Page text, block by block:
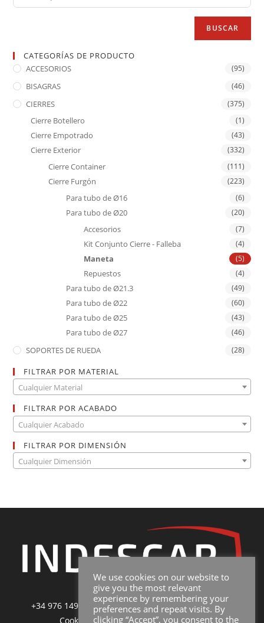
BUSCAR
CATEGORÍAS DE PRODUCTO
ACCESORIOS
(95)
BISAGRAS (46)
CIERRES (375)
Cierre Botellero (1)
Cierre Empotrado (43)
Cierre Exterior (332)
Cierre Container (111)
Cierre Furgón (223)
Para tubo de Ø16 (6)
Para tubo de Ø20 (20)
Accesorios (7)
Kit Conjunto Cierre - Falleba (4)
Maneta (5)
Repuestos (4)
Para tubo de Ø21.3 (49)
Para tubo de Ø22 (60)
Para tubo de Ø25 (43)
Para tubo de Ø27 (46)
SOPORTES DE RUEDA (28)
FILTRAR POR MATERIAL
Cualquier Material
FILTRAR POR ACABADO
Cualquier Acabado
FILTRAR POR DIMENSIÓN
Cualquier Dimensión
+34 976 149 228|sales@indescar.com|Poltica de
Cookies
| Poltica de Privacidad y Uso
We use cookies on our website to
give you the most relevant
experience by remembering your
preferences and repeat visits. By
clicking “Accept”, you consent to the